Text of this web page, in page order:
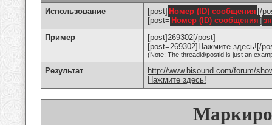
Использование [post] Номер (ID) сообщения [/
[post= Номер (ID) сообщения ]
Пример
[post]269302[/post]
[post=269302]Нажмите здесь![/
(Note: The threadid/postid is just an
Результат
http://www.bisound.com/forum/
Нажмите здесь!